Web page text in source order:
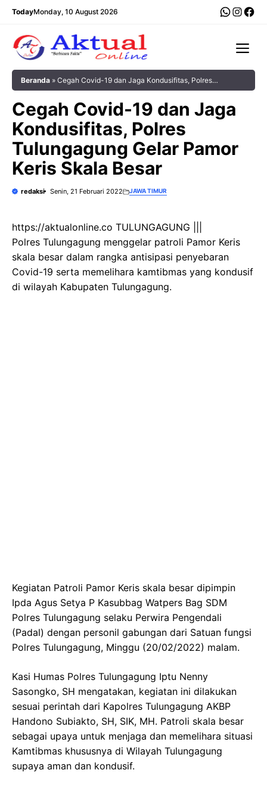
Langsung
TodayMonday, 10 August 2026
Beranda » Cegah Covid-19 dan Jaga Kondusifitas, Polres
Cegah Covid-19 dan Jaga
Kondusifitas, Polres
Tulungagung Gelar Pamor
Keris Skala Besar
redaksi Senin, 21 Februari 2022 JAWA TIMUR
https://aktualonline.co TULUNGAGUNG |||
Polres Tulungagung menggelar patroli Pamor Keris
skala besar dalam rangka antisipasi penyebaran
Covid-19 serta memelihara kamtibmas yang kondusif
di wilayah Kabupaten Tulungagung.
Kegiatan Patroli Pamor Keris skala besar dipimpin
Ipda Agus Setya P Kasubbag Watpers Bag SDM
Polres Tulungagung selaku Perwira Pengendali
(Padal) dengan personil gabungan dari Satuan fungsi
Polres Tulungagung, Minggu (20/02/2022) malam.
Kasi Humas Polres Tulungagung Iptu Nenny
Sasongko, SH mengatakan, kegiatan ini dilakukan
sesuai perintah dari Kapolres Tulungagung AKBP
Handono Subiakto, SH, SIK, MH. Patroli skala besar
sebagai upaya untuk menjaga dan memelihara situasi
Kamtibmas khususnya di Wilayah Tulungagung
supaya aman dan kondusif.